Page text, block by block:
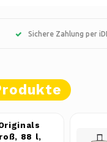
Sichere Zahlung per
88 l,